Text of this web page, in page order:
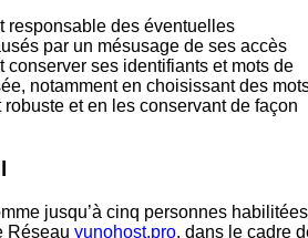
responsable des éventuelles
par un mésusage de ses accès
conserver ses identifiants et mots de
notamment en choisissant des
et en les conservant de façon
jusqu’à cinq personnes habilitées
Réseau yunohost.pro, dans le cadre